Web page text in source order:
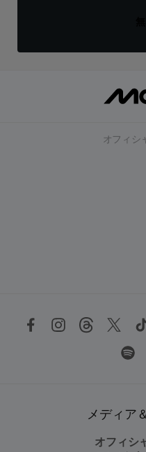
オフィシ
メディア
オフィシ